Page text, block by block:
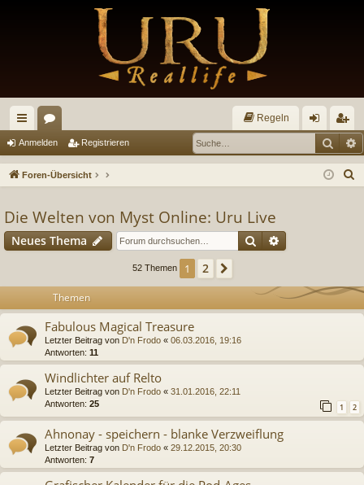
ch
ne
ug
riff
or
en
Regeln
m
eg
ist
Anmelden Registrieren
Foren-Übersicht
Die Welten von Myst Online: Uru Live
Neues Thema Suche
52 Themen 1 2
Themen
Fabulous Magical Treasure
Letzter Beitrag von D'n Frodo « 06.03.2016, 19:16
Antworten: 11
Windlichter auf Relto
Letzter Beitrag von D'n Frodo « 31.01.2016, 22:11
Antworten: 25 1 2
Ahnonay - speichern - blanke Verzweiflung
Letzter Beitrag von D'n Frodo « 29.12.2015, 20:30
Antworten: 7